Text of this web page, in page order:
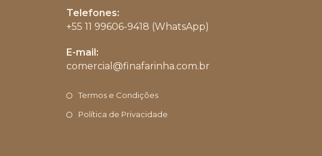
Telefones:
+55 11 99606-9418 (WhatsApp)
em
seu
E-mail:
comercial@finafarinha.com.br
Termos e Condições
Política de Privacidade